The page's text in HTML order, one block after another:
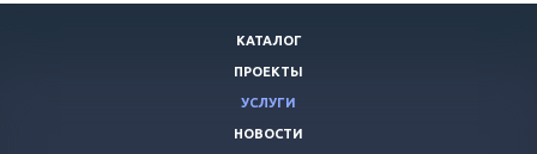
КАТАЛОГ
ПРОЕКТЫ
УСЛУГИ
НОВОСТИ